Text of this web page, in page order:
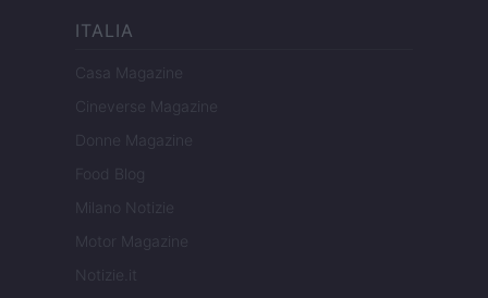
ITALIA
Casa Magazine
Cineverse Magazine
Donne Magazine
Food Blog
Milano Notizie
Motor Magazine
Notizie.it